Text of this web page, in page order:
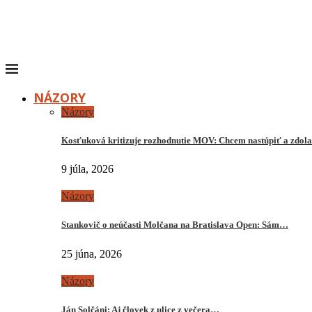
NÁZORY
Názory
Kosťuková kritizuje rozhodnutie MOV: Chcem nastúpiť a
9 júla, 2026
Názory
Stankovič o neúčasti Molčana na Bratislava Open: Sám…
25 júna, 2026
Názory
Ján Solčáni: Aj človek z ulice z večera…